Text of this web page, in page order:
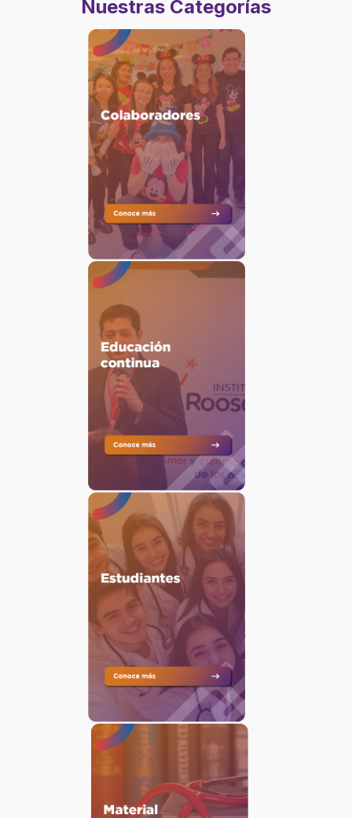
BloquesNuestras Categorías